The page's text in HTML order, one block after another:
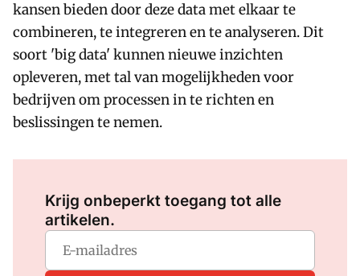
kansen bieden door deze data met elkaar te
combineren, te integreren en te analyseren. Dit
soort 'big data' kunnen nieuwe inzichten
opleveren, met tal van mogelijkheden voor
bedrijven om processen in te richten en
beslissingen te nemen.
Krijg onbeperkt toegang tot alle
artikelen.